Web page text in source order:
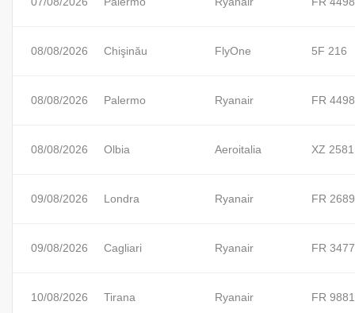
08/08/2026 Chişinău FlyOne 5F 216
08/08/2026 Palermo Ryanair FR 4498
08/08/2026 Olbia Aeroitalia XZ 2581
09/08/2026 Londra Ryanair FR 2689
09/08/2026 Cagliari Ryanair FR 3477
10/08/2026 Tirana Ryanair FR 9881